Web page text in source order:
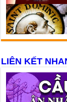
LIÊN KẾT